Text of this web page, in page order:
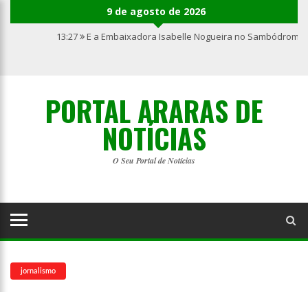
9 de agosto de 2026
13:27 E a Embaixadora Isabelle Nogueira no
PORTAL ARARAS DE
NOTÍCIAS
O Seu Portal de Notícias
jornalismo